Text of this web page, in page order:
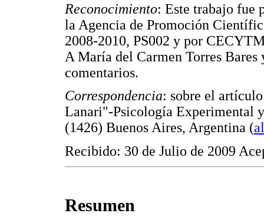
Reconocimiento: Este trabajo fue
la Agencia de Promoción
2008-2010, PS002 y por
A María del Carmen Torres
comentarios.
Correspondencia: sobre el
Lanari"-Psicología Experimental
(1426) Buenos Aires, Argentina (
Recibido: 30 de Julio de 2009
Resumen